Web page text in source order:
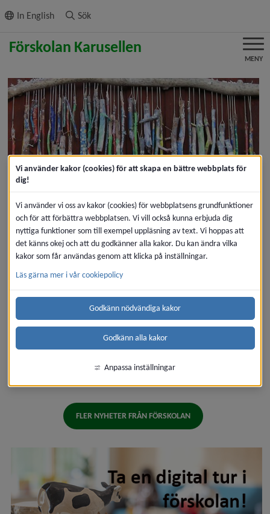
innehållet
In English Sök
MENY
Välkommen till oss på
förskolan Karusellen
Förskolan Karusellen ligger i ett villaområde i Obbola två
mil utanför Umeå. Med närhet till vatten, skog och
fritids­anläggningar finns många aktiviteter att välja
mellan. Här finns välutbildad personal med lång
FLER NYHETER FRÅN FÖRSKOLAN
Vi använder kakor (cookies) för att skapa en bättre webbplats för
dig!
Vi använder vi oss av kakor (cookies) för webbplatsens grundfunktioner
och för att förbättra webbplatsen. Vi vill också kunna erbjuda dig
nyttiga funktioner som till exempel uppläsning av text. Vi hoppas att
det känns okej och att du godkänner alla kakor. Du kan ändra vilka
kakor som får användas genom att klicka på inställningar.
Läs gärna mer i vår cookiepolicy
Godkänn nödvändiga kakor
Godkänn alla kakor
Anpassa inställningar